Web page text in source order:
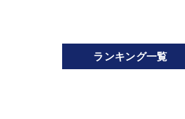
ランキング一覧